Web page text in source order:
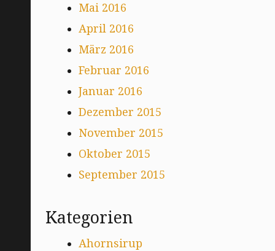
Mai 2016
April 2016
März 2016
Februar 2016
Januar 2016
Dezember 2015
November 2015
Oktober 2015
September 2015
Kategorien
Ahornsirup